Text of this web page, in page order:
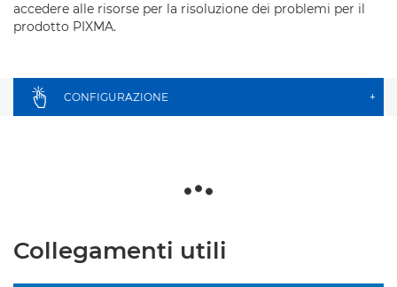
accedere alle risorse per la risoluzione dei problemi per il
prodotto PIXMA.
CONFIGURAZIONE +
Collegamenti utili